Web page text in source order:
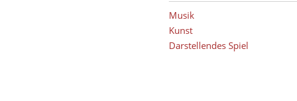
Musik
Kunst
Darstellendes Spiel